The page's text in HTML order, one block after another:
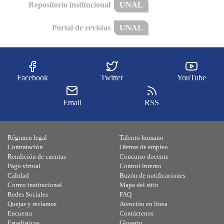
Repositorio institucional UNAL
Portal de revistas UNAL
Facebook Twitter YouTube
Email RSS
Régimen legal
Contratación
Rendición de cuentas
Pago virtual
Calidad
Talento humano
Ofertas de empleo
Concurso docente
Control interno
Buzón de notificaciones
Correo institucional
Redes Sociales
Quejas y reclamos
Encuesta
Mapa del sitio
FAQ
Atención en línea
Contáctenos